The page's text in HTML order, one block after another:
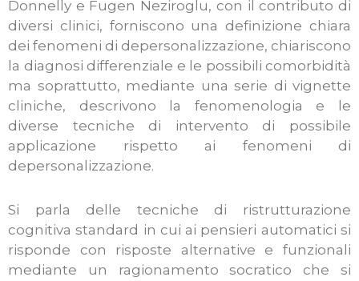
Donnelly e Fugen Neziroglu, con il contributo di
diversi clinici, forniscono una definizione chiara
dei fenomeni di depersonalizzazione, chiariscono
la diagnosi differenziale e le possibili comorbidità
ma soprattutto, mediante una serie di vignette
cliniche, descrivono la fenomenologia e le
diverse tecniche di intervento di possibile
applicazione rispetto ai fenomeni di
depersonalizzazione.
Si parla delle tecniche di ristrutturazione
cognitiva standard in cui ai pensieri automatici si
risponde con risposte alternative e funzionali
mediante un ragionamento socratico che si